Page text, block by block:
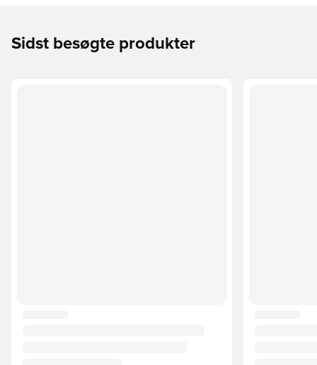
Sidst besøgte produkter